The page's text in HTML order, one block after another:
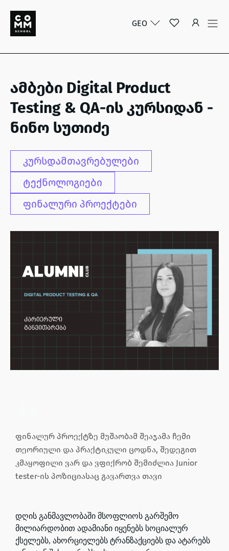
GEO
ამბები Digital Product
Testing & QA-ის კურსიდან -
ნინო სუთიძე
კურსდამთავრებულები
ტექნოლოგიები
ფინალური პროექტები
ფინალურ პროექტზე მუშაობამ შეაჯამა ჩემი
თეორიული და პრაქტიკული ცოდნა, შედეგით
კმაყოფილი ვარ და ვფიქრობ შემიძლია Junior
tester-ის პოზიციასაც გავართვა თავი
დღის განმავლობაში მსოფლიოს გარშემო
მილიარდობით ადამიანი იყენებს სოციალურ
ქსელებს, ახორციელებს ტრანზაქციებს და ატარებს